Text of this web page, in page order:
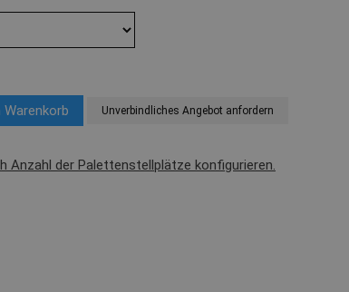
Unverbindliches Angebot anfordern
Anzahl der Palettenstellplätze konfigurieren.